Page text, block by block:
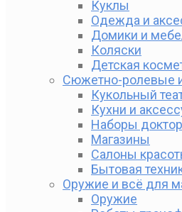
Куклы
Одежда и
Домики и
Коляски
Детская
Сюжетно-ролевые
Кукольный
Кухни и
Наборы
Магазины
Салоны
Бытовая
Оружие и всё для
Оружие